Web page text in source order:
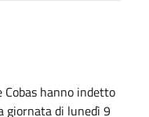
Cobas hanno indetto
giornata di lunedì 9